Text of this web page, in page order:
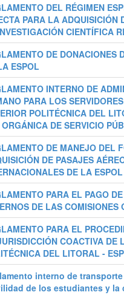
DEL RÉGIMEN
PARA LA ADQUISICIÓN
CIENTÍFICA
DE DONACIONES
ESPOL
INTERNO DE
PARA LOS
POLITÉCNICA DEL
DE SERVICIO
DE MANEJO DEL
DE PASAJES
DE LA ESPOL
PARA EL PAGO
DE LAS COMISIONES
PARA EL
COACTIVA DE
DEL LITORAL -
interno de
de los estudiantes y